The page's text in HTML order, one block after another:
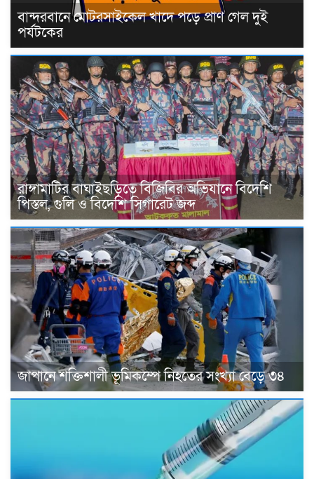
বান্দরবানে মোটরসাইকেল খাদে পড়ে প্রাণ গেল দুই
পর্যটকের
রাঙ্গামাটির বাঘাইছড়িতে বিজিবির অভিযানে বিদেশি
পিস্তল, গুলি ও বিদেশি সিগারেট জব্দ
জাপানে শক্তিশালী ভূমিকম্পে নিহতের সংখ্যা বেড়ে ৩৪